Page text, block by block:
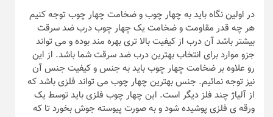
در اولین نگاه باید به چهار چوب و ضخامت چهار چوب توجه کنیم
هر چه قدر مقاومت و ضخامت یک چهار چوب درب ضد سرقت
بیشتر باشد آن درب از کیفیت بالا تری بهره مند بوده و می تواند
جزو موارد برای انتخاب بهترین درب ضد سرقت شما باشد. از این
رو علاوه بر ضخامت چهار چوب باید به جنس و کیفیت جنس آن
نیز توجه نمائیم. جنس بهترین چهار چوب می تواند فلزی باشد که
از آلیاژ چند فلز دیگر است. این چهار چوب فلزی باید توسط یک
ورقه ی فلزی پوشیده شود و به صورت پیوسته جوش بخورد تا که